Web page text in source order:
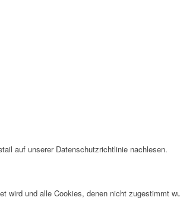
auf unserer Datenschutzrichtlinie nachlesen.
wird und alle Cookies, denen nicht zugestimmt